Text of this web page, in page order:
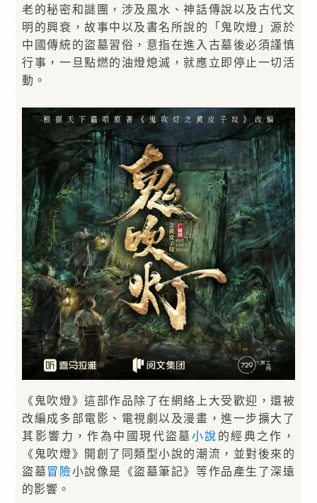
老的秘密和謎團，涉及風水、神話傳說以及古代文
明的興衰，故事中以及書名所說的「鬼吹燈」源於
中國傳統的盜墓習俗，意指在進入古墓後必須謹慎
行事，一旦點燃的油燈熄滅，就應立即停止一切活
動。
《鬼吹燈》這部作品除了在網絡上大受歡迎，還被
改編成多部電影、電視劇以及漫畫，進一步擴大了
其影響力，作為中國現代盜墓小說 的經典之作，
《鬼吹燈》開創了同類型小說的潮流，並對後來的
盜墓冒險小說像是《盜墓筆記》等作品產生了深遠
的影響。